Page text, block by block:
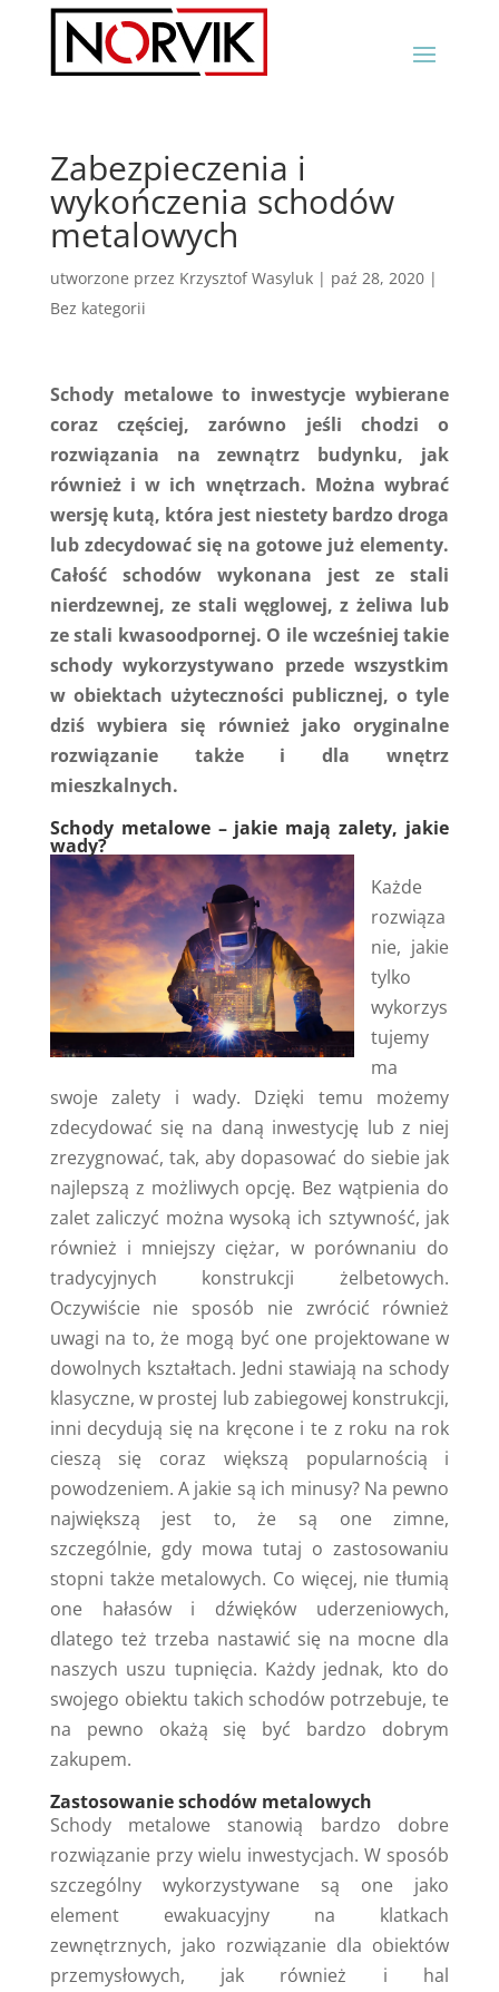
Zabezpieczenia i
wykończenia schodów
metalowych
utworzone przez Krzysztof Wasyluk| paź 28, 2020|
Bez kategorii
Schody metalowe to inwestycje wybierane
coraz częściej, zarówno jeśli chodzi o
rozwiązania na zewnątrz budynku, jak
również i w ich wnętrzach. Można wybrać
wersję kutą, która jest niestety bardzo droga
lub zdecydować się na gotowe już elementy.
Całość schodów wykonana jest ze stali
nierdzewnej, ze stali węglowej, z żeliwa lub
ze stali kwasoodpornej. O ile wcześniej takie
schody wykorzystywano przede wszystkim
w obiektach użyteczności publicznej, o tyle
dziś wybiera się również jako oryginalne
rozwiązanie także i dla wnętrz
mieszkalnych.
Schody metalowe – jakie mają zalety, jakie
wady?
Każde
rozwiąza
nie, jakie
tylko
wykorzys
tujemy
ma
swoje zalety i wady. Dzięki temu możemy
zdecydować się na daną inwestycję lub z niej
zrezygnować, tak, aby dopasować do siebie jak
najlepszą z możliwych opcję. Bez wątpienia do
zalet zaliczyć można wysoką ich sztywność, jak
również i mniejszy ciężar, w porównaniu do
tradycyjnych konstrukcji żelbetowych.
Oczywiście nie sposób nie zwrócić również
uwagi na to, że mogą być one projektowane w
dowolnych kształtach. Jedni stawiają na schody
klasyczne, w prostej lub zabiegowej konstrukcji,
inni decydują się na kręcone i te z roku na rok
cieszą się coraz większą popularnością i
powodzeniem. A jakie są ich minusy? Na pewno
największą jest to, że są one zimne,
szczególnie, gdy mowa tutaj o zastosowaniu
stopni także metalowych. Co więcej, nie tłumią
one hałasów i dźwięków uderzeniowych,
dlatego też trzeba nastawić się na mocne dla
naszych uszu tupnięcia. Każdy jednak, kto do
swojego obiektu takich schodów potrzebuje, te
na pewno okażą się być bardzo dobrym
zakupem.
Zastosowanie schodów metalowych
Schody metalowe stanowią bardzo dobre
rozwiązanie przy wielu inwestycjach. W sposób
szczególny wykorzystywane są one jako
element ewakuacyjny na klatkach
zewnętrznych, jako rozwiązanie dla obiektów
przemysłowych, jak również i hal